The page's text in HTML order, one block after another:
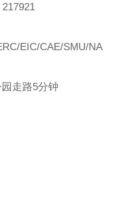
EIC/CAE/SMU/NA
走路5分钟